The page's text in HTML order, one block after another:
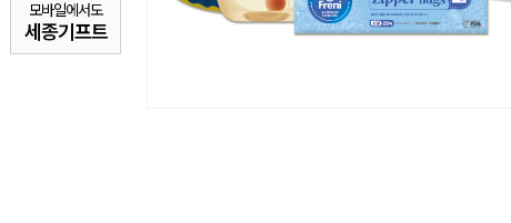
모바일에서도
세종기프트